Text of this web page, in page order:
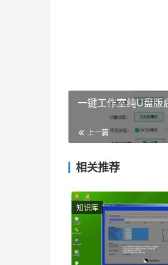
一键工作室纯U盘版
上一篇
相关推荐
知识库